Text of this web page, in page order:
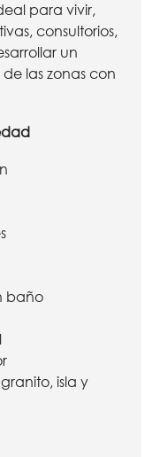
para vivir,
consultorios,
un
las zonas con
baño
isla y